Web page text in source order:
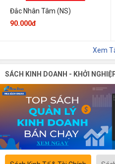
Đắc Nhân Tâm (NS)
90.000đ
Xem
SÁCH KINH DOANH - KHỞI